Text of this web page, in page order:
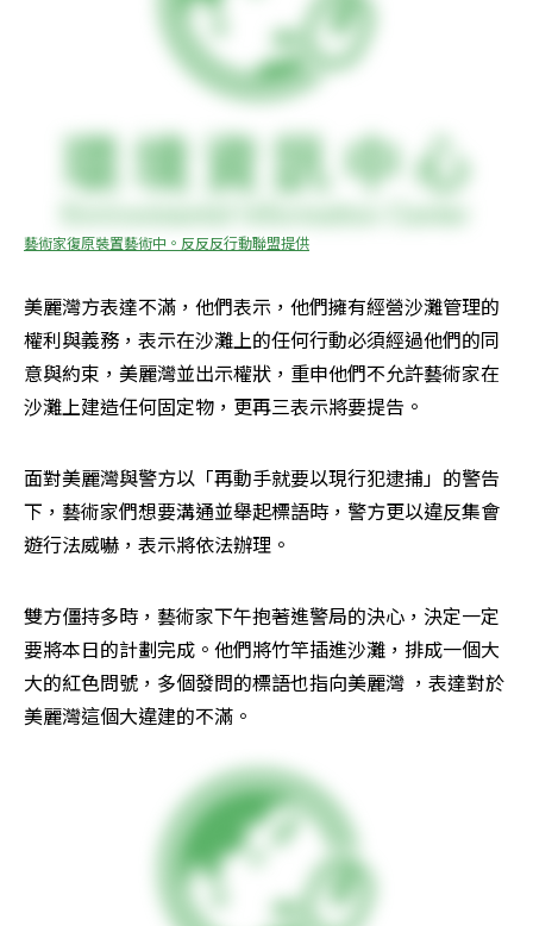
藝術家復原裝置藝術中。反反反行動聯盟提供
美麗灣方表達不滿，他們表示，他們擁有經營沙灘管理的
權利與義務，表示在沙灘上的任何行動必須經過他們的同
意與約束，美麗灣並出示權狀，重申他們不允許藝術家在
沙灘上建造任何固定物，更再三表示將要提告。
面對美麗灣與警方以「再動手就要以現行犯逮捕」的警告
下，藝術家們想要溝通並舉起標語時，警方更以違反集會
遊行法威嚇，表示將依法辦理。
雙方僵持多時，藝術家下午抱著進警局的決心，決定一定
要將本日的計劃完成。他們將竹竿插進沙灘，排成一個大
大的紅色問號，多個發問的標語也指向美麗灣 ，表達對於
美麗灣這個大違建的不滿。